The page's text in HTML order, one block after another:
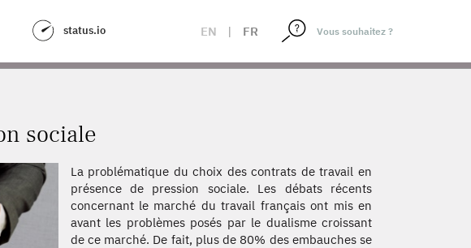
status.io EN | FR
sociale
La problématique du choix des contrats de travail en
présence de pression sociale. Les débats récents
concernant le marché du travail français ont mis en
avant les problèmes posés par le dualisme croissant
de ce marché. De fait, plus de 80% des embauches se